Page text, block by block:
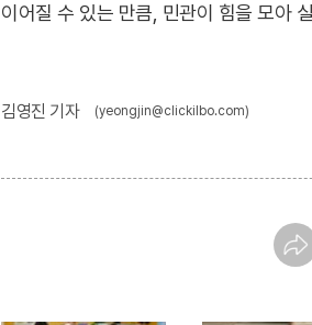
이어질 수 있는 만큼, 민관이 힘을 모아
김영진 기자 (yeongjin@clickilbo.com)